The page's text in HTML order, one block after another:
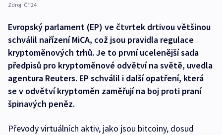
Zdroj: ČT24
Evropský parlament (EP) ve čtvrtek drtivou většinou
schválil nařízení MiCA, což jsou pravidla regulace
kryptoměnových trhů. Je to první ucelenější sada
předpisů pro kryptoměnové odvětví na světě, uvedla
agentura Reuters. EP schválil i další opatření, která
se v odvětví kryptoměn zaměřují na boj proti praní
špinavých peněz.
Převody virtuálních aktiv, jako jsou bitcoiny, dosud